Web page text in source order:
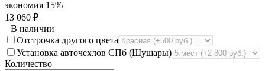
экономия 15%
13 060 ₽
В наличии
Отстрочка другого цвета
Установка авточехлов СПб (Шушары)
Количество